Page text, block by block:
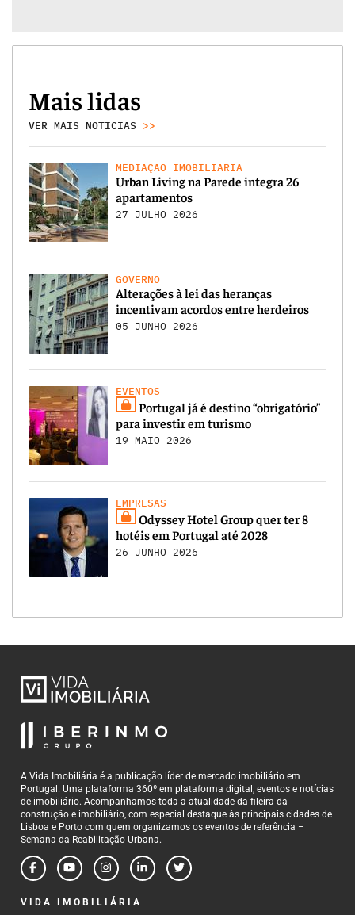
Mais lidas
VER MAIS NOTICIAS >>
MEDIAÇÃO IMOBILIÁRIA
Urban Living na Parede integra 26
apartamentos
27 JULHO 2026
GOVERNO
Alterações à lei das heranças
incentivam acordos entre herdeiros
05 JUNHO 2026
EVENTOS
Portugal já é destino “obrigatório”
para investir em turismo
19 MAIO 2026
EMPRESAS
Odyssey Hotel Group quer ter 8
hotéis em Portugal até 2028
26 JUNHO 2026
A Vida Imobiliária é a publicação líder de mercado imobiliário em
Portugal. Uma plataforma 360º em plataforma digital, eventos e notícias
de imobiliário. Acompanhamos toda a atualidade da fileira da
construção e imobiliário, com especial destaque às principais cidades de
Lisboa e Porto com quem organizamos os eventos de referência –
Semana da Reabilitação Urbana.
VIDA IMOBILIÁRIA